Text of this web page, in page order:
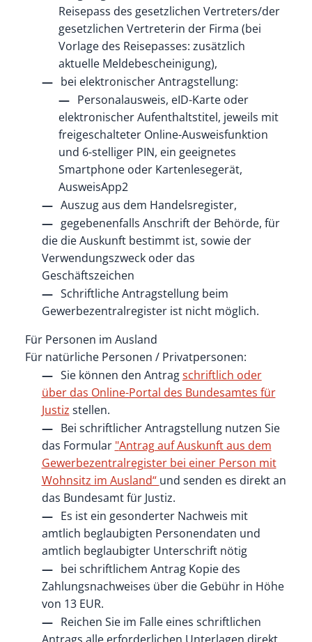
Reisepass des gesetzlichen Vertreters/der
gesetzlichen Vertreterin der Firma (bei
Vorlage des Reisepasses: zusätzlich
aktuelle Meldebescheinigung),
bei elektronischer Antragstellung:
Personalausweis, eID-Karte oder
elektronischer Aufenthaltstitel, jeweils mit
freigeschalteter Online-Ausweisfunktion
und 6-stelliger PIN, ein geeignetes
Smartphone oder Kartenlesegerät,
AusweisApp2
Auszug aus dem Handelsregister,
gegebenenfalls Anschrift der Behörde, für
die die Auskunft bestimmt ist, sowie der
Verwendungszweck oder das
Geschäftszeichen
Schriftliche Antragstellung beim
Gewerbezentralregister ist nicht möglich.
Für Personen im Ausland
Für natürliche Personen / Privatpersonen:
Sie können den Antragschriftlich oder
über das Online-Portal des Bundesamtes für
Justiz stellen.
Bei schriftlicher Antragstellung nutzen Sie
das Formular "Antrag auf Auskunft aus dem
Gewerbezentralregister bei einer Person mit
Wohnsitz im Ausland“ und senden es direkt an
das Bundesamt für Justiz.
Es ist ein gesonderter Nachweis mit
amtlich beglaubigten Personendaten und
amtlich beglaubigter Unterschrift nötig
bei schriftlichem Antrag Kopie des
Zahlungsnachweises über die Gebühr in Höhe
von 13 EUR.
Reichen Sie im Falle eines schriftlichen